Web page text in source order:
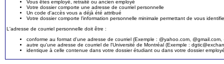
Vous êtes employé, retraité ou ancien employé
Votre dossier comporte une adresse de courriel personnelle
Un code d'accès vous a déjà été attribué
Votre dossier comporte l'information personnelle minimale permettant de vous
L'adresse de courriel personnelle doit être :
conforme au format d'une adresse de courriel (Exemple : @yahoo.com,
autre qu'une adresse de courriel de l'Université de Montréal (Exemple :
identique à celle contenue dans votre dossier étudiant ou dans votre dossier